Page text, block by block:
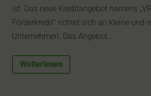
ist. Das neue Kreditangebot namens
Förderkredit“ richtet sich an kleine und
Unternehmen. Das Angebot…
Weiterlesen